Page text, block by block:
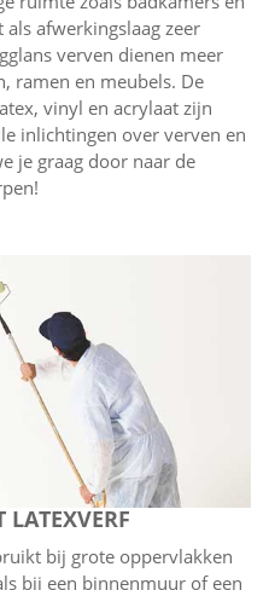
afwerkingslaag zeer
verven dienen meer
ramen en meubels. De
vinyl en acrylaat zijn
inlichtingen over verven en
je graag door naar de
bij grote oppervlakken
bij een binnenmuur of een